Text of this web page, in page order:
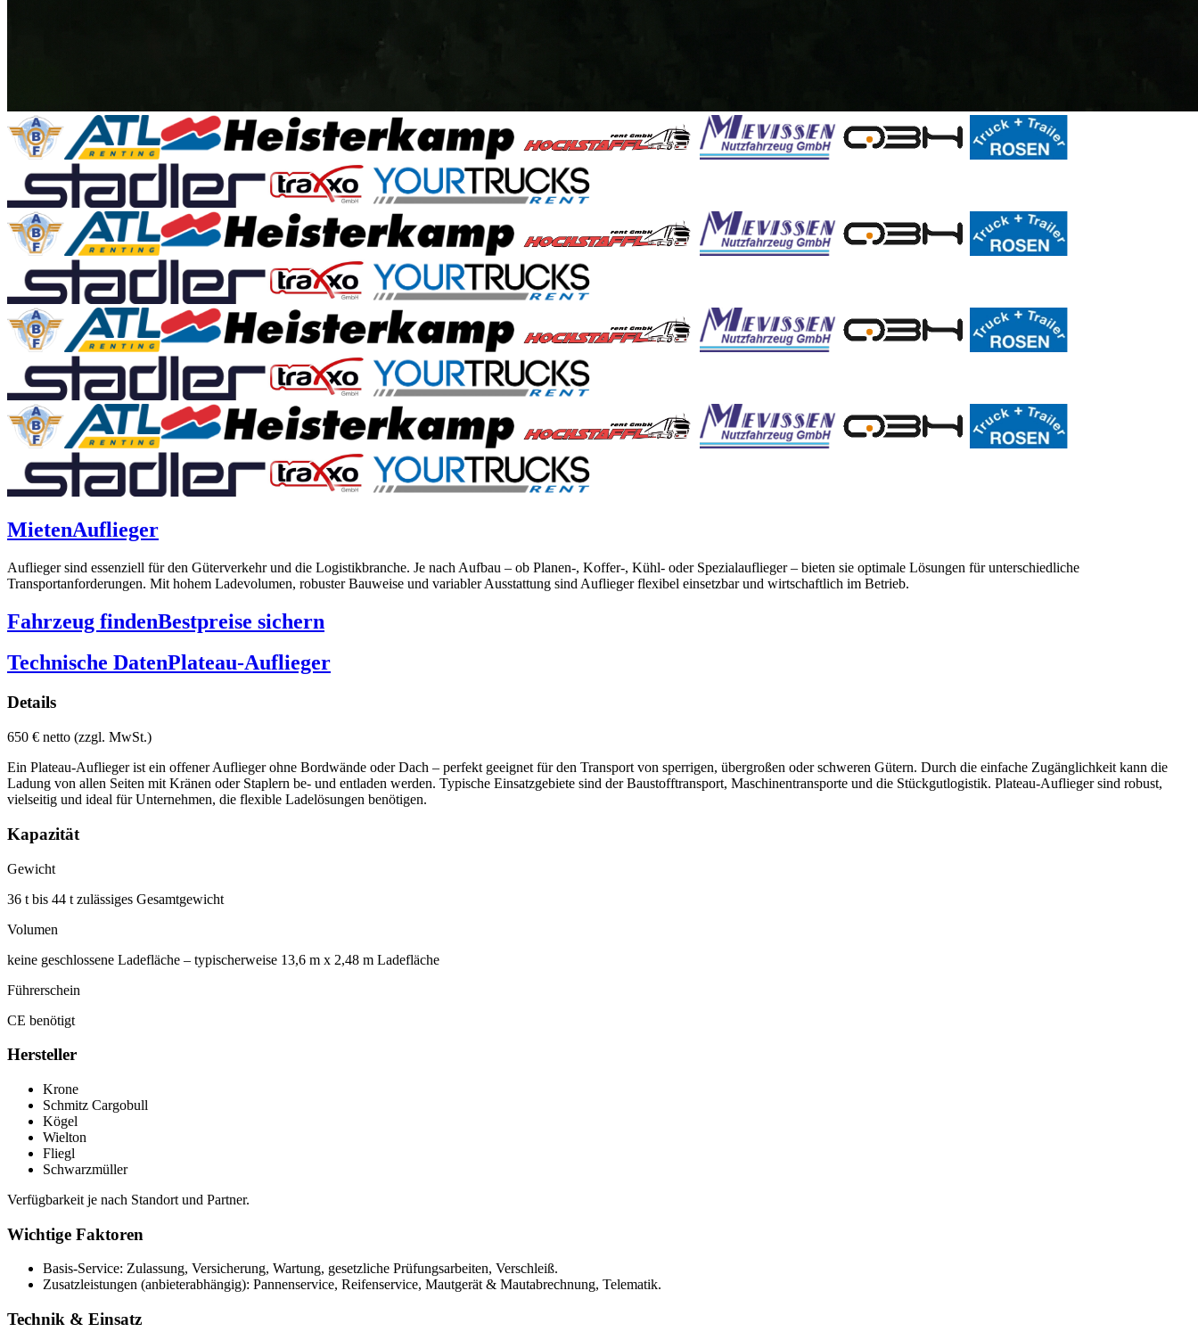
MietenAuflieger
Auflieger sind essenziell für den Güterverkehr und die Logistikbranche. Je nach Aufbau – ob Planen-, Koffer-, Kühl- oder Spezialauflieger – bieten sie optimale Lösungen für unterschiedliche
Transportanforderungen. Mit hohem Ladevolumen, robuster Bauweise und variabler Ausstattung sind Auflieger flexibel einsetzbar und wirtschaftlich im Betrieb.
Fahrzeug findenBestpreise sichern
Technische DatenPlateau-Auflieger
Details
650 € netto (zzgl. MwSt.)
Ein Plateau-Auflieger ist ein offener Auflieger ohne Bordwände oder Dach – perfekt geeignet für den Transport von sperrigen, übergroßen oder schweren Gütern. Durch die einfache Zugänglichkeit kann die
Ladung von allen Seiten mit Kränen oder Staplern be- und entladen werden. Typische Einsatzgebiete sind der Baustofftransport, Maschinentransporte und die Stückgutlogistik. Plateau-Auflieger sind robust,
vielseitig und ideal für Unternehmen, die flexible Ladelösungen benötigen.
Kapazität
Gewicht
36 t bis 44 t zulässiges Gesamtgewicht
Volumen
keine geschlossene Ladefläche – typischerweise 13,6 m x 2,48 m Ladefläche
Führerschein
CE benötigt
Hersteller
Krone
Schmitz Cargobull
Kögel
Wielton
Fliegl
Schwarzmüller
Verfügbarkeit je nach Standort und Partner.
Wichtige Faktoren
Basis-Service: Zulassung, Versicherung, Wartung, gesetzliche Prüfungsarbeiten, Verschleiß.
Zusatzleistungen (anbieterabhängig): Pannenservice, Reifenservice, Mautgerät & Mautabrechnung, Telematik.
Technik & Einsatz